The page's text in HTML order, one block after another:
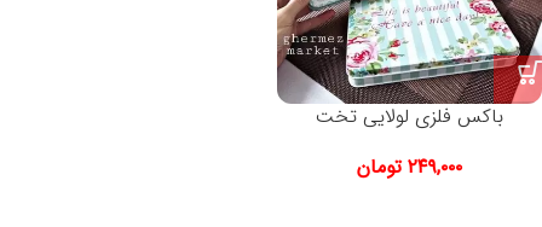
باکس فلزی لولایی تخت
۲۴۹,۰۰۰ تومان